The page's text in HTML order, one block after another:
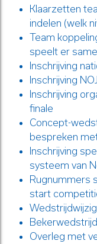
Klaarzetten
indelen (welk
Team
speelt er
Inschrijving
Inschrijving
Inschrijving
finale
Concept-
bespreken
Inschrijving
systeem van
Rugnummers
start
Overleg met